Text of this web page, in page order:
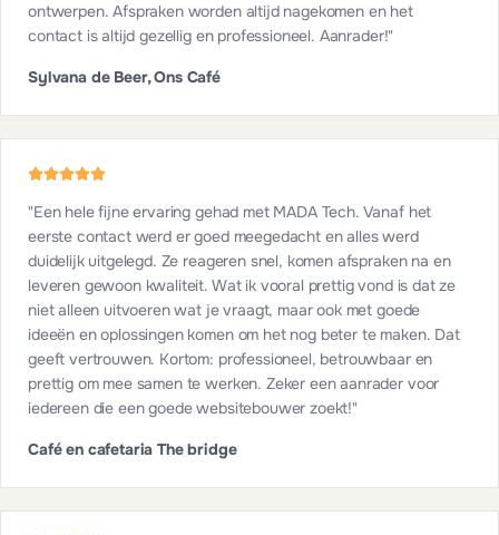
ontwerpen. Afspraken worden altijd nagekomen en het
contact is altijd gezellig en professioneel. Aanrader!"
Sylvana de Beer, Ons Café
"Een hele fijne ervaring gehad met MADA Tech. Vanaf het
eerste contact werd er goed meegedacht en alles werd
duidelijk uitgelegd. Ze reageren snel, komen afspraken na en
leveren gewoon kwaliteit. Wat ik vooral prettig vond is dat ze
niet alleen uitvoeren wat je vraagt, maar ook met goede
ideeën en oplossingen komen om het nog beter te maken. Dat
geeft vertrouwen. Kortom: professioneel, betrouwbaar en
prettig om mee samen te werken. Zeker een aanrader voor
iedereen die een goede websitebouwer zoekt!"
Café en cafetaria The bridge